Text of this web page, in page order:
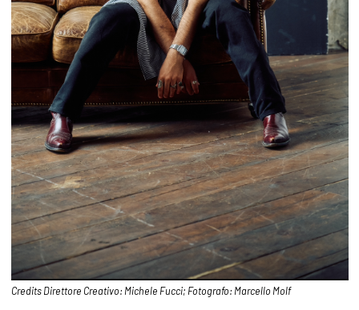
Credits Direttore Creativo: Michele Fucci; Fotografo: Marcello Molf